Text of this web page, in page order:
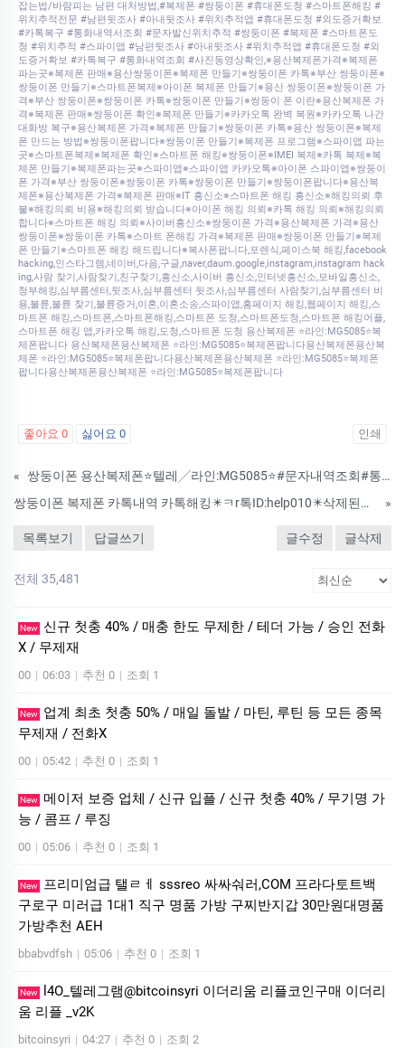
잡는법/바람피는 남편 대처방법,#복제폰 #쌍둥이폰 #휴대폰도청 #스마트폰해킹 #
위치추적전문 #남편뒷조사 #아내뒷조사 #위치추적앱 #휴대폰도청 #외도증거확보
#카톡복구 #통화내역서조회 #문자발신위치추적 #쌍둥이폰 #복제폰 #스마트폰도
청 #위치추적 #스파이앱 #남편뒷조사 #아내뒷조사 #위치추적앱 #휴대폰도청 #외
도증거확보 #카톡복구 #통화내역조회 #사진동영상확인,※용산복제폰가격※복제폰
파는곳※복제폰 판매※용산쌍둥이폰※복제폰 만들기※쌍둥이폰 카톡※부산 쌍둥이폰※
쌍둥이폰 만들기※스마트폰복제※아이폰 복제폰 만들기※용산 쌍둥이폰※쌍둥이폰 가
격※부산 쌍둥이폰※쌍둥이폰 카톡※쌍둥이폰 만들기※쌍둥이 폰 이란※용산복제폰 가
격※복제폰 판매※쌍둥이폰 확인※복제폰 만들기※카카오톡 완벽 복원※카카오톡 나간
대화방 복구※용산복제폰 가격※복제폰 만들기※쌍둥이폰 카톡※용산 쌍둥이폰※복제
폰 만드는 방법※쌍둥이폰팝니다※쌍둥이폰 만들기※복제폰 프로그램※스파이앱 파는
곳※스마트폰복제※복제폰 확인※스마트폰 해킹※쌍둥이폰※IMEI 복제※카톡 복제※복
제폰 만들기※복제폰파는곳※스파이앱※스파이앱 카카오톡※아이폰 스파이앱※쌍둥이
폰 가격※부산 쌍둥이폰※쌍둥이폰 카톡※쌍둥이폰 만들기※쌍둥이폰팝니다※용산복
제폰※용산복제폰 가격※복제폰 판매※IT 흥신소※스마트폰 해킹 흥신소※해킹의뢰 후
불※해킹의뢰 비용※해킹의뢰 받습니다※아이폰 해킹 의뢰※카톡 해킹 의뢰※해킹의뢰
합니다※스마트폰 해킹 의뢰※사이버흥신소※쌍둥이폰 가격※용산복제폰 가격※용산
쌍둥이폰※쌍둥이폰 카톡※스마트 폰해킹 가격※복제폰 판매※쌍둥이폰 만들기※복제
폰 만들기※스마트폰 해킹 해드립니다※복사폰팝니다,포렌식,페이스북 해킹,facebook
hacking,인스타그램,네이버,다음,구글,naver,daum.google,instagram,instagram hack
ing,사람 찾기,사람찾기,친구찾기,흥신소,사이버 흥신소,인터넷흥신소,모바일흥신소,
청부해킹,심부름센터,뒷조사,심부름센터 뒷조사,심부름센터 사람찾기,심부름센터 비
용,불륜,불륜 찾기,불륜증거,이혼,이혼소송,스파이앱,홈페이지 해킹,웹페이지 해킹,스
마트폰 해킹,스마트폰,스마트폰해킹,스마트폰 도청,스마트폰도청,스마트폰 해킹어플,
스마트폰 해킹 앱,카카오톡 해킹,도청,스마트폰 도청 용산복제폰 ⭐라인:MG5085⭐복
제폰팝니다 용산복제폰용산복제폰 ⭐라인:MG5085⭐복제폰팝니다용산복제폰용산복
제폰 ⭐라인:MG5085⭐복제폰팝니다용산복제폰용산복제폰 ⭐라인:MG5085⭐복제폰
팝니다용산복제폰용산복제폰 ⭐라인:MG5085⭐복제폰팝니다
좋아요 0 싫어요 0 인쇄
«
쌍둥이폰 용산복제폰⭐텔레╱라인:MG5085⭐#문자내역조회#통화내역조회/통화기록조회#사진복구#연락처복구#데이터복구#휴대폰도청#카카오톡해킹
쌍둥이폰 복제폰 카톡내역 카톡해킹✴️ㅋr톡ID:help010✴️삭제된카톡내용확인및복구 #카카오톡대화내역백업 #위치추적
»
목록보기 답글쓰기 글수정 글삭제
전체 35,481
New
신규 첫충 40% / 매충 한도 무제한 / 테더 가능 / 승인 전화
X / 무제재
00 | 06:03 | 추천 0 | 조회 1
New
업계 최초 첫충 50% / 매일 돌발 / 마틴, 루틴 등 모든 종목
무제재 / 전화X
00 | 05:42 | 추천 0 | 조회 1
New 메이저 보증 업체 / 신규 입플 / 신규 첫충 40% / 무기명 가
능 / 콤프 / 루징
00 | 05:06 | 추천 0 | 조회 1
New
프리미엄급 탤ㄹㅔ sssreo 싸싸숴러,COM 프라다토트백
구로구 미러급 1대1 직구 명품 가방 구찌반지갑 30만원대명품
가방추천 AEH
bbabvdfsh | 05:06 | 추천 0 | 조회 1
New
l4O_텔레그램@bitcoinsyri 이더리움 리플코인구매 이더리
움 리플 _v2K
bitcoinsyri | 04:27 | 추천 0 | 조회 2